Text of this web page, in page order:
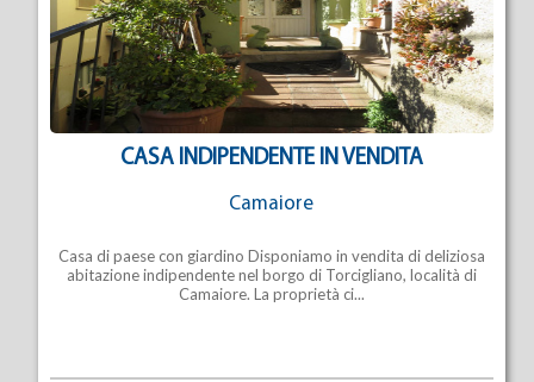
CASA INDIPENDENTE IN VENDITA
Camaiore
Casa di paese con giardino Disponiamo in vendita di deliziosa
abitazione indipendente nel borgo di Torcigliano, località di
Camaiore. La proprietà ci...